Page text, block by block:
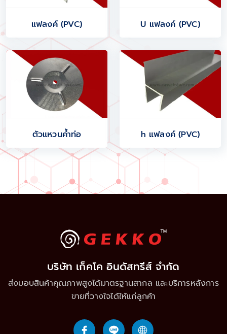
แฟลงค์ (PVC) U แฟลงค์ (PVC)
ตัวแหวนค้ำท่อ h แฟลงค์ (PVC)
บริษัท เก็คโค อินดัสทรีส์ จำกัด
ส่งมอบสินค้าคุณภาพสูงได้มาตรฐานสากล และบริการหลังการ
ขายที่วางใจได้ให้แก่ลูกค้า